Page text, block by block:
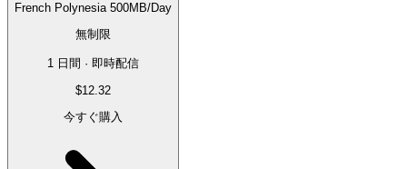
French Polynesia 500MB/Day
無制限
1 日間 · 即時配信
$12.32
今すぐ購入